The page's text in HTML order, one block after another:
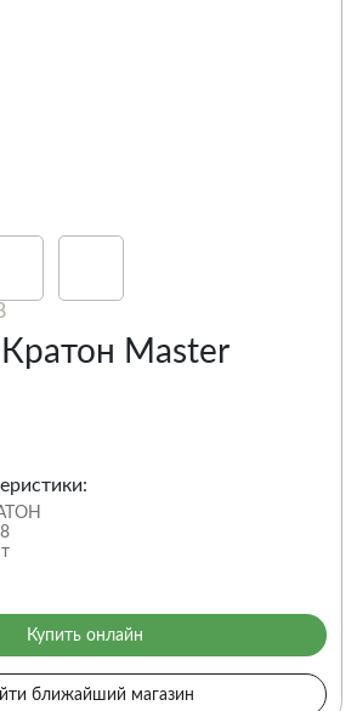
Master
Купить онлайн
ближайший магазин